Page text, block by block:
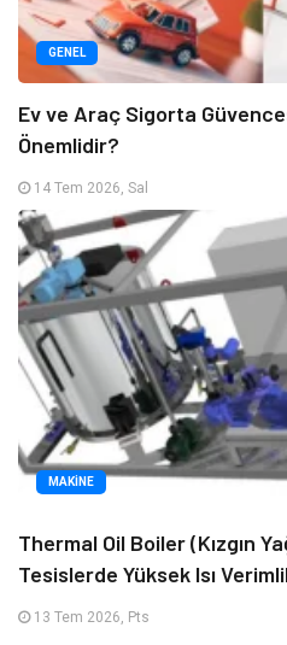
GENEL
Ev ve Araç Sigorta
Önemlidir?
14 Tem 2026, Sal
MAKINE
Thermal Oil Boiler (Kızgın
Tesislerde Yüksek Isı
13 Tem 2026, Pts